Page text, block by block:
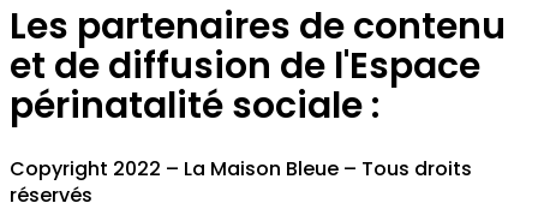
Les partenaires de contenu
et de diffusion de l'Espace
périnatalité sociale :
Copyright 2022 – La Maison Bleue – Tous droits
réservés